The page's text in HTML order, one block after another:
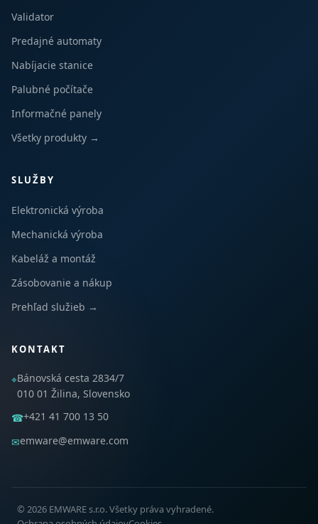
Validator
Predajné automaty
Nabíjacie stanice
Palubné počítače
Informačné panely
Všetky produkty →
SLUŽBY
Elektronická výroba
Mechanická výroba
Kabeláž a montáž
Zásobovanie a nákup
Prehľad služieb →
KONTAKT
⌖Bánovská cesta 2834/7
010 01 Žilina, Slovensko
☎+421 41 700 13 50
✉emware@emware.com
© 2026 EMWARE s.r.o. Všetky práva vyhradené.